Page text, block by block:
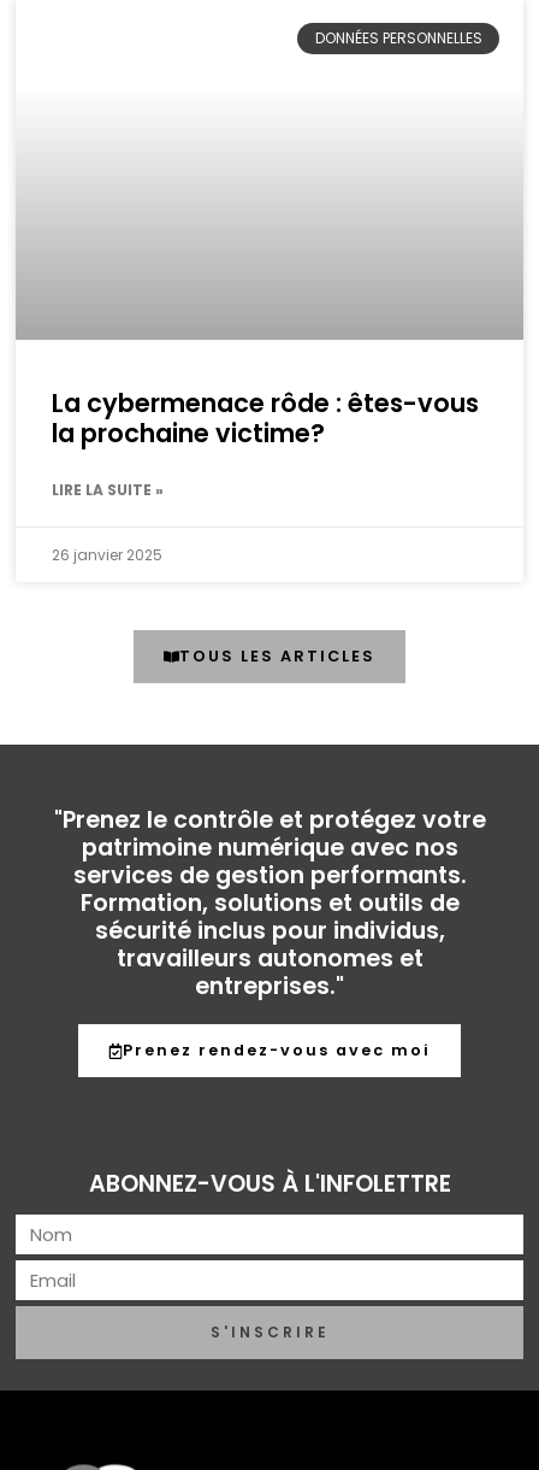
DONNÉES PERSONNELLES
La cybermenace rôde : êtes-vous
la prochaine victime?
LIRE LA SUITE »
26 janvier 2025
TOUS LES ARTICLES
"Prenez le contrôle et protégez votre
patrimoine numérique avec nos
services de gestion performants.
Formation, solutions et outils de
sécurité inclus pour individus,
travailleurs autonomes et
entreprises."
Prenez rendez-vous avec moi
ABONNEZ-VOUS À L'INFOLETTRE
S'INSCRIRE